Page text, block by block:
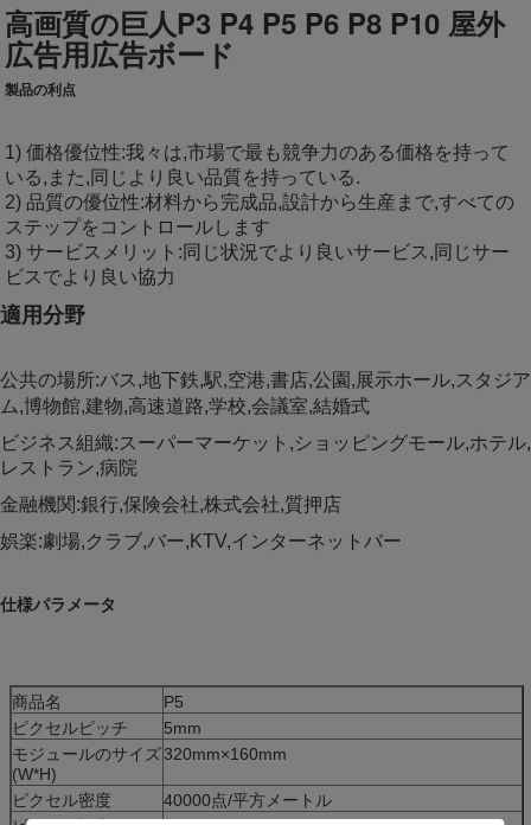
高画質の巨人P3 P4 P5 P6 P8 P10 屋外
広告用広告ボード
製品の利点
1) 価格優位性:我々は,市場で最も競争力のある価格を持って
いる,また,同じより良い品質を持っている.
2) 品質の優位性:材料から完成品,設計から生産まで,すべての
ステップをコントロールします
3) サービスメリット:同じ状況でより良いサービス,同じサー
ビスでより良い協力
適用分野
公共の場所:バス,地下鉄,駅,空港,書店,公園,展示ホール,スタジア
ム,博物館,建物,高速道路,学校,会議室,結婚式
ビジネス組織:スーパーマーケット,ショッピングモール,ホテル,
レストラン,病院
金融機関:銀行,保険会社,株式会社,質押店
娯楽:劇場,クラブ,バー,KTV,インターネットバー
仕様パラメータ
商品名
P5
ピクセルピッチ
5mm
モジュールのサイズ
(W*H)
320mm×160mm
ピクセル密度
40000点/平方メートル